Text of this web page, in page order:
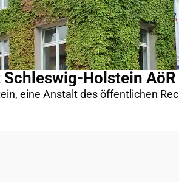
Holstein AöR
eine Anstalt des öffentlichen